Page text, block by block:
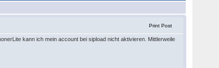
Print Post
kann ich mein account bei sipload nicht aktivieren. Mittlerweile